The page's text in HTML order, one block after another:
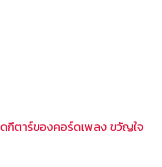
กีตาร์ของคอร์ดเพลง ขวัญใจ